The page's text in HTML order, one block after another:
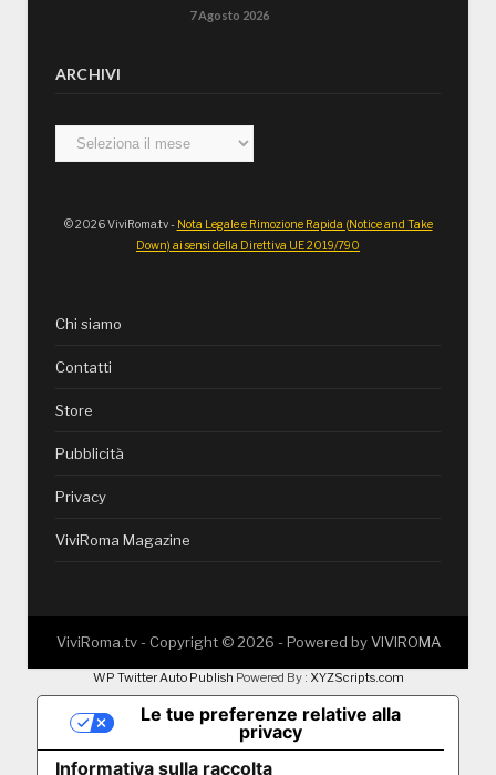
7 Agosto 2026
ARCHIVI
Archivi
© 2026 ViviRoma.tv - Nota Legale e Rimozione Rapida (Notice and Take
Down) ai sensi della Direttiva UE 2019/790
Chi siamo
Contatti
Store
Pubblicità
Privacy
ViviRoma Magazine
ViviRoma.tv - Copyright © 2026 - Powered byVIVIROMA
WP Twitter Auto Publish Powered By : XYZScripts.com
Informativa sulla raccolta
Le tue preferenze relative alla
privacy